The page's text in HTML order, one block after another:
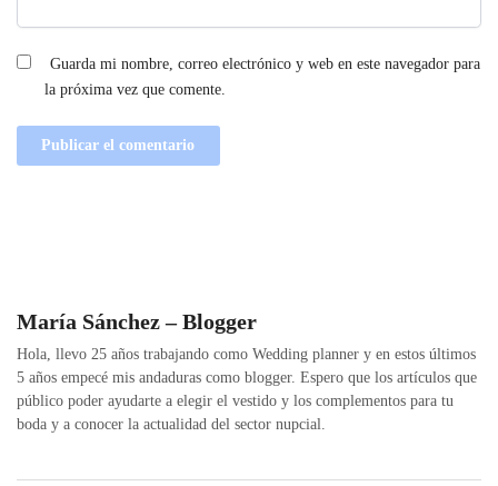
Guarda mi nombre, correo electrónico y web en este navegador para
la próxima vez que comente.
María Sánchez – Blogger
Hola, llevo 25 años trabajando como Wedding planner y en estos últimos
5 años empecé mis andaduras como blogger. Espero que los artículos que
público poder ayudarte a elegir el vestido y los complementos para tu
boda y a conocer la actualidad del sector nupcial.